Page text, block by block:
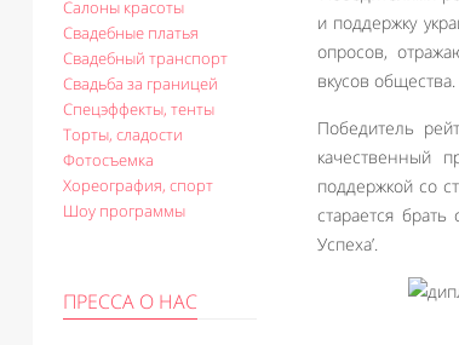
Салоны красоты
Свадебные платья
Свадебный транспорт
Свадьба за границей
Спецэффекты, тенты
Торты, сладости
Фотосъемка
Хореография, спорт
Шоу программы
ПРЕССА О НАС
и поддержку
опросов,
вкусов общества.
Победитель
качественный
поддержкой со
старается
Успеха’.